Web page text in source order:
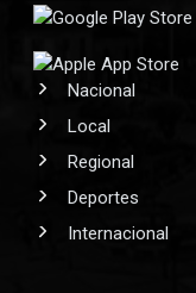
Nacional
Local
Regional
Deportes
Internacional